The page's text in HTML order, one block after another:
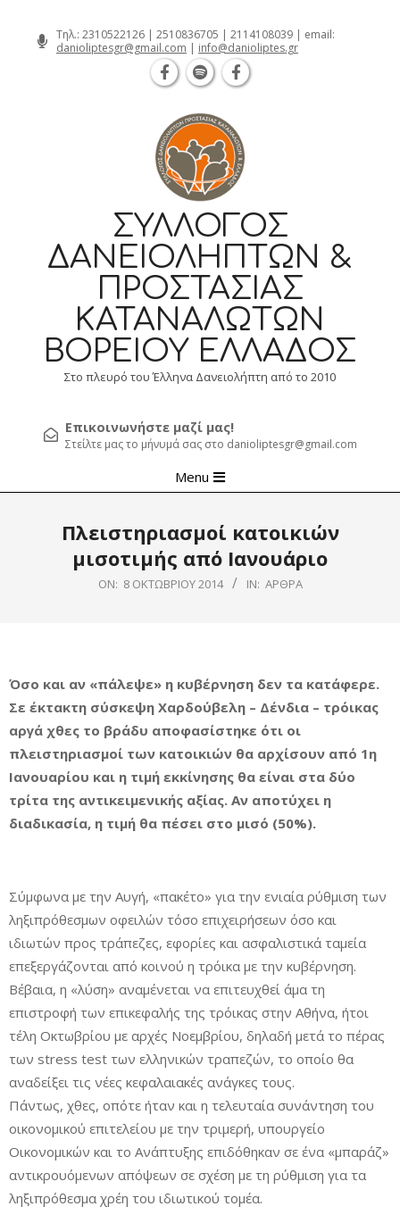
Τηλ.: 2310522126 | 2510836705 | 2114108039 | email:
danioliptesgr@gmail.com | info@danioliptes.gr
ΣΎΛΛΟΓΟΣ
ΔΑΝΕΙΟΛΗΠΤΏΝ &
ΠΡΟΣΤΑΣΊΑΣ
ΚΑΤΑΝΑΛΩΤΏΝ
ΒΟΡΕΊΟΥ ΕΛΛΆΔΟΣ
Στο πλευρό του Έλληνα Δανειολήπτη από το 2010
Επικοινωνήστε μαζί μας!
Στείλτε μας το μήνυμά σας στο danioliptesgr@gmail.com
Navigation
Menu
Πλειστηριασμοί κατοικιών
μισοτιμής από Ιανουάριο
ON: 8 ΟΚΤΩΒΡΊΟΥ 2014 IN: ΆΡΘΡΑ
Όσο και αν «πάλεψε» η κυβέρνηση δεν τα κατάφερε.
Σε έκτακτη σύσκεψη Χαρδούβελη – Δένδια – τρόικας
αργά χθες το βράδυ αποφασίστηκε ότι οι
πλειστηριασμοί των κατοικιών θα αρχίσουν από 1η
Ιανουαρίου και η τιμή εκκίνησης θα είναι στα δύο
τρίτα της αντικειμενικής αξίας. Αν αποτύχει η
διαδικασία, η τιμή θα πέσει στο μισό (50%).
Σύμφωνα με την Αυγή, «πακέτο» για την ενιαία ρύθμιση των
ληξιπρόθεσμων οφειλών τόσο επιχειρήσεων όσο και
ιδιωτών προς τράπεζες, εφορίες και ασφαλιστικά ταμεία
επεξεργάζονται από κοινού η τρόικα με την κυβέρνηση.
Βέβαια, η «λύση» αναμένεται να επιτευχθεί άμα τη
επιστροφή των επικεφαλής της τρόικας στην Αθήνα, ήτοι
τέλη Οκτωβρίου με αρχές Νοεμβρίου, δηλαδή μετά το πέρας
των stress test των ελληνικών τραπεζών, το οποίο θα
αναδείξει τις νέες κεφαλαιακές ανάγκες τους.
Πάντως, χθες, οπότε ήταν και η τελευταία συνάντηση του
οικονομικού επιτελείου με την τριμερή, υπουργείο
Οικονομικών και το Ανάπτυξης επιδόθηκαν σε ένα «μπαράζ»
αντικρουόμενων απόψεων σε σχέση με τη ρύθμιση για τα
ληξιπρόθεσμα χρέη του ιδιωτικού τομέα.